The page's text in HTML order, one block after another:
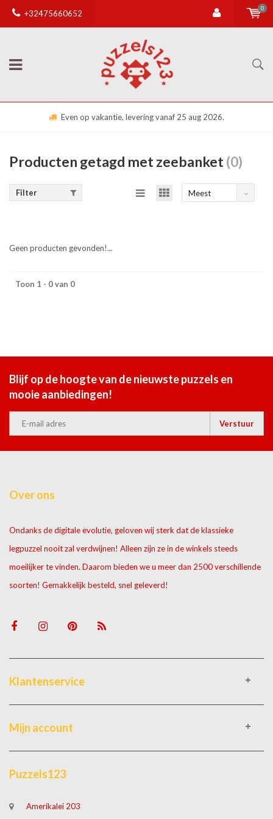
+32475660652
0
Even op vakantie, levering vanaf 25 aug 2026.
Producten getagd met zeebanket (0)
Filter
Meest
Geen producten gevonden!...
Toon 1 - 0 van 0
Blijf op de hoogte van de nieuwste puzzels en
mooie aanbiedingen!
Verstuur
Over ons
Ondanks de digitale evolutie, geloven wij sterk dat de klassieke
legpuzzel nooit zal verdwijnen! Alleen zijn ze in de winkels steeds
moeilijker te vinden. Daarom bieden we u meer dan 2500 verschillende
soorten! Gemakkelijk besteld, snel geleverd!
Klantenservice
Mijn account
Puzzels123
Amerikalei 203